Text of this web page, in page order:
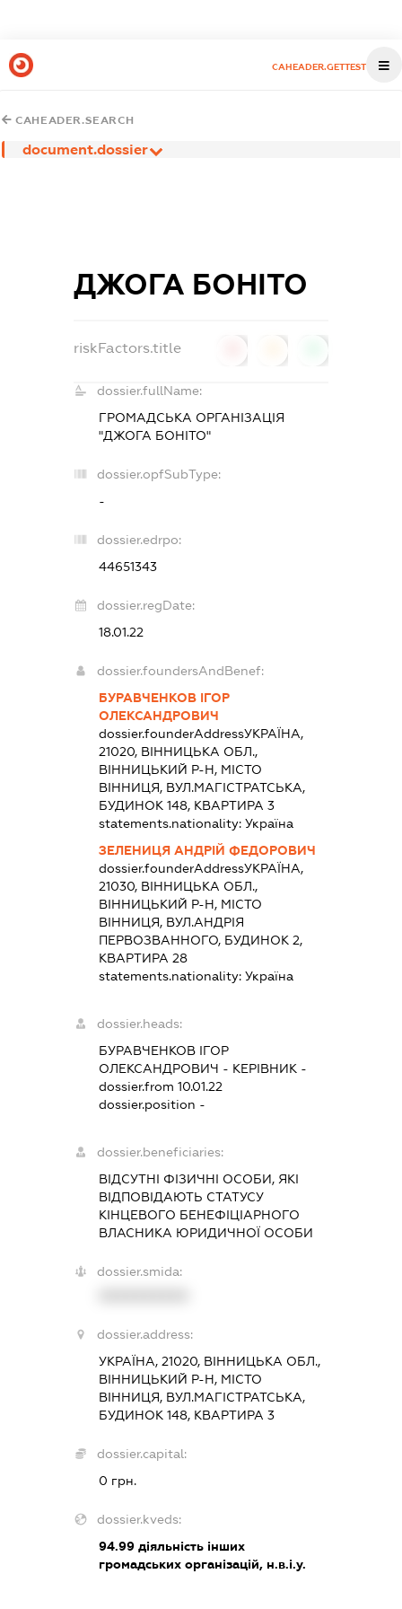
CAHEADER.GETTEST
CAHEADER.SEARCH
document.dossier
ДЖОГА БОНІТО
riskFactors.title
dossier.fullName:
ГРОМАДСЬКА ОРГАНІЗАЦІЯ
"ДЖОГА БОНІТО"
dossier.opfSubType:
-
dossier.edrpo:
44651343
dossier.regDate:
18.01.22
dossier.foundersAndBenef:
БУРАВЧЕНКОВ ІГОР
ОЛЕКСАНДРОВИЧ
dossier.founderAddressУКРАЇНА,
21020, ВІННИЦЬКА ОБЛ.,
ВІННИЦЬКИЙ Р-Н, МІСТО
ВІННИЦЯ, ВУЛ.МАГІСТРАТСЬКА,
БУДИНОК 148, КВАРТИРА 3
statements.nationality: Україна
ЗЕЛЕНИЦЯ АНДРІЙ ФЕДОРОВИЧ
dossier.founderAddressУКРАЇНА,
21030, ВІННИЦЬКА ОБЛ.,
ВІННИЦЬКИЙ Р-Н, МІСТО
ВІННИЦЯ, ВУЛ.АНДРІЯ
ПЕРВОЗВАННОГО, БУДИНОК 2,
КВАРТИРА 28
statements.nationality: Україна
dossier.heads:
БУРАВЧЕНКОВ ІГОР
ОЛЕКСАНДРОВИЧ - КЕРІВНИК-
dossier.from 10.01.22
dossier.position -
dossier.beneficiaries:
ВІДСУТНІ ФІЗИЧНІ ОСОБИ, ЯКІ
ВІДПОВІДАЮТЬ СТАТУСУ
КІНЦЕВОГО БЕНЕФІЦІАРНОГО
ВЛАСНИКА ЮРИДИЧНОЇ ОСОБИ
dossier.smida:
dossier.address:
УКРАЇНА, 21020, ВІННИЦЬКА ОБЛ.,
ВІННИЦЬКИЙ Р-Н, МІСТО
ВІННИЦЯ, ВУЛ.МАГІСТРАТСЬКА,
БУДИНОК 148, КВАРТИРА 3
dossier.capital:
0 грн.
dossier.kveds:
94.99діяльність інших
громадських організацій, н.в.і.у.